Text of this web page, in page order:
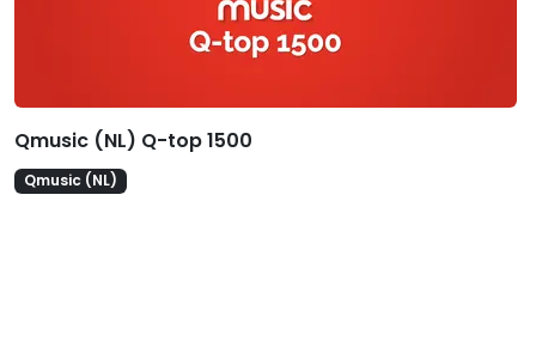
Qmusic (NL) Q-top 1500
Qmusic (NL)